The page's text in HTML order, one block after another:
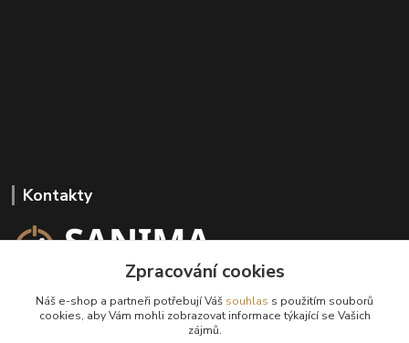
Kontakty
+420 602 647 136
(Po-Pá, 9-18 hod.)
Zpracování cookies
Náš e-shop a partneři potřebují Váš souhlas s použitím souborů
cookies, aby Vám mohli zobrazovat informace týkající se Vašich
zájmů.